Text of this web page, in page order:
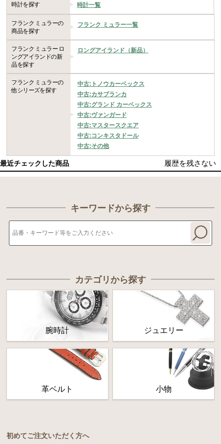
時計を探す 時計一覧
フランク ミュラーの
商品を探す
フランク ミュラー一覧
フランク ミュラー ロ
ングアイランドの新
品を探す
ロングアイランド（新品）
フランク ミュラーの
他シリーズを探す
中古:トノウカーベックス
中古:カサブランカ
中古:グランド カーベックス
中古:ヴァンガード
中古:マスタースクエア
中古:コンキスタドール
中古:その他
最近チェックした商品 履歴を残さない
キーワードから探す
カテゴリから探す
腕時計 ジュエリー
革ベルト 小物
初めてご注文いただく方へ